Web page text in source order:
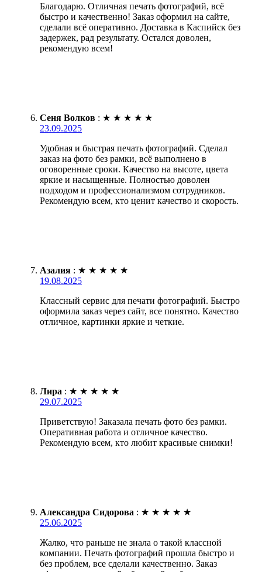
Благодарю. Отличная печать фотографий, всё
быстро и качественно! Заказ оформил на сайте,
сделали всё оперативно. Доставка в Каспийск без
задержек, рад результату. Остался доволен,
рекомендую всем!
Сеня Волков : ★ ★ ★ ★ ★
23.09.2025
Удобная и быстрая печать фотографий. Сделал
заказ на фото без рамки, всё выполнено в
оговоренные сроки. Качество на высоте, цвета
яркие и насыщенные. Полностью доволен
подходом и профессионализмом сотрудников.
Рекомендую всем, кто ценит качество и скорость.
Азалия : ★ ★ ★ ★ ★
19.08.2025
Классный сервис для печати фотографий. Быстро
оформила заказ через сайт, все понятно. Качество
отличное, картинки яркие и четкие.
Лира : ★ ★ ★ ★ ★
29.07.2025
Приветствую! Заказала печать фото без рамки.
Оперативная работа и отличное качество.
Рекомендую всем, кто любит красивые снимки!
Александра Сидорова : ★ ★ ★ ★ ★
25.06.2025
Жалко, что раньше не знала о такой классной
компании. Печать фотографий прошла быстро и
без проблем, все сделали качественно. Заказ